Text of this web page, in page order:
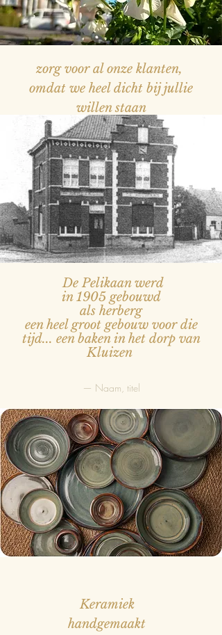
zorg voor al onze klanten,
omdat we heel dicht bij jullie
willen staan
— Naam, titel
De Pelikaan werd
in 1905 gebouwd
als herberg
een heel groot gebouw voor die
tijd... een baken in het dorp van
Kluizen
— Naam, titel
Keramiek
handgemaakt